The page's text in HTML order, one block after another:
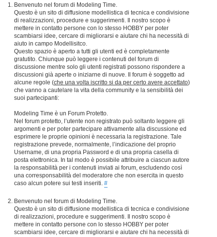
Benvenuto nel forum di Modeling Time.
Questo è un sito di diffusione modellistica di tecnica e condivisione
di realizzazioni, procedure e suggerimenti. Il nostro scopo è
mettere in contatto persone con lo stesso HOBBY per poter
scambiarsi idee, cercare di migliorarsi e aiutare chi ha necessità di
aiuto in campo Modellisitco.
Questo spazio è aperto a tutti gli utenti ed è completamente
gratutito. Chiunque può leggere i contenuti del forum di
discussione mentre solo gli utenti registrati possono rispondere a
discussioni già aperte o iniziarne di nuove. Il forum è soggetto ad
alcune regole (che una volta iscritto si da per certo avere accettato)
che vanno a cautelare la vita della community e la sensibilità dei
suoi partecipanti:
Modeling Time è un Forum Protetto.
Nel forum protetto, l’utente non registrato può soltanto leggere gli
argomenti e per poter partecipare attivamente alla discussione ed
esprimere le proprie opinioni è necessaria la registrazione. Tale
registrazione prevede, normalmente, l’indicazione del proprio
Username, di una propria Password e di una propria casella di
posta elettronica. In tal modo è possibile attribuire a ciascun autore
la responsabilità per i contenuti inviati ai forum, escludendo così
una corresponsabilità del moderatore che non esercita in questo
caso alcun potere sui testi inseriti. #
Benvenuto nel forum di Modeling Time.
Questo è un sito di diffusione modellistica di tecnica e condivisione
di realizzazioni, procedure e suggerimenti. Il nostro scopo è
mettere in contatto persone con lo stesso HOBBY per poter
scambiarsi idee, cercare di migliorarsi e aiutare chi ha necessità di